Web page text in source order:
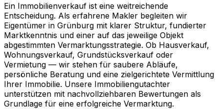
Ein Immobilienverkauf ist eine weitreichende
Entscheidung. Als erfahrene Makler begleiten wir
Eigentümer in Grünburg mit klarer Struktur, fundierter
Marktkenntnis und einer auf das jeweilige Objekt
abgestimmten Vermarktungsstrategie. Ob Hausverkauf,
Wohnungsverkauf, Grundstücksverkauf oder
Vermietung — wir stehen für saubere Abläufe,
persönliche Beratung und eine zielgerichtete Vermittlung
Ihrer Immobilie. Unsere Immobiliengutachter
unterstützen mit nachvollziehbaren Bewertungen als
Grundlage für eine erfolgreiche Vermarktung.